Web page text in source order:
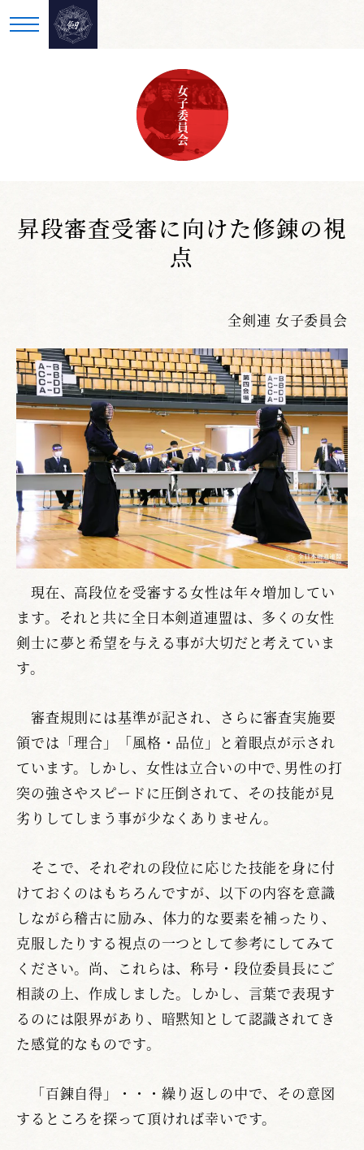
女子委員会
昇段審査受審に向けた修錬の視
点
全剣連 女子委員会
現在、高段位を受審する女性は年々増加してい
ます。それと共に全日本剣道連盟は、多くの女性
剣士に夢と希望を与える事が大切だと考えていま
す。
審査規則には基準が記され、さらに審査実施要
領では「理合」「風格・品位」と着眼点が示され
ています。しかし、女性は立合いの中で､男性の打
突の強さやスピードに圧倒されて、その技能が見
劣りしてしまう事が少なくありません。
そこで、それぞれの段位に応じた技能を身に付
けておくのはもちろんですが、以下の内容を意識
しながら稽古に励み、体力的な要素を補ったり、
克服したりする視点の一つとして参考にしてみて
ください。尚、これらは、称号・段位委員長にご
相談の上、作成しました。しかし、言葉で表現す
るのには限界があり、暗黙知として認識されてき
た感覚的なものです。
「百錬自得」・・・繰り返しの中で、その意図
するところを探って頂ければ幸いです。